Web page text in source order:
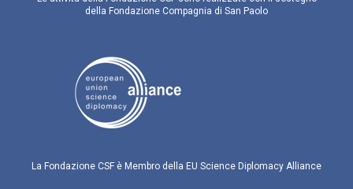
della Fondazione Compagnia di San Paolo
La Fondazione CSF è Membro della EU Science Diplomacy Alliance